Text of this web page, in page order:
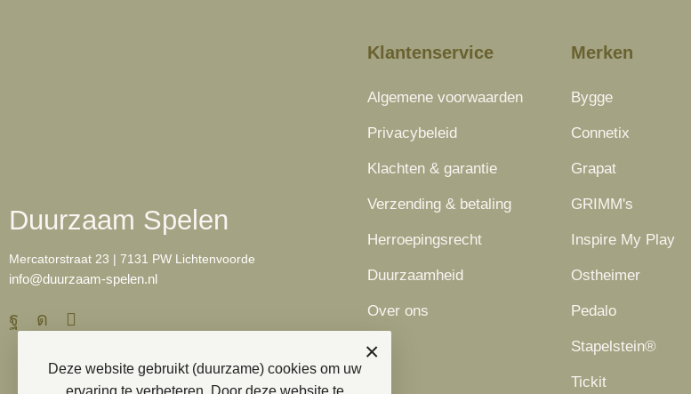
Duurzaam Spelen
Mercatorstraat 23 | 7131 PW Lichtenvoorde
info@duurzaam-spelen.nl
Klantenservice
Algemene voorwaarden
Privacybeleid
Klachten & garantie
Verzending & betaling
Herroepingsrecht
Duurzaamheid
Over ons
Merken
Bygge
Connetix
Grapat
GRIMM's
Inspire My Play
Ostheimer
Pedalo
Stapelstein®
Tickit
×
Deze website gebruikt (duurzame) cookies om uw
ervaring te verbeteren. Door deze website te